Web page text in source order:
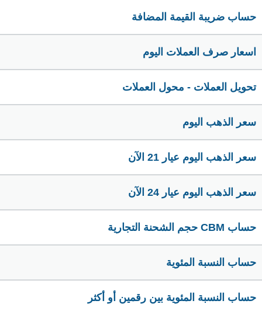
حساب ضريبة القيمة المضافة
اسعار صرف العملات اليوم
تحويل العملات - محول العملات
سعر الذهب اليوم
سعر الذهب اليوم عيار 21 الآن
سعر الذهب اليوم عيار 24 الآن
حساب CBM حجم الشحنة التجارية
حساب النسبة المئوية
حساب النسبة المئوية بين رقمين أو أكثر